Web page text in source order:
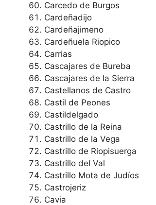
Carcedo de Burgos
Cardeñadijo
Cardeñajimeno
Cardeñuela Riopico
Carrias
Cascajares de Bureba
Cascajares de la Sierra
Castellanos de Castro
Castil de Peones
Castildelgado
Castrillo de la Reina
Castrillo de la Vega
Castrillo de Riopisuerga
Castrillo del Val
Castrillo Mota de Judíos
Castrojeriz
Cavia